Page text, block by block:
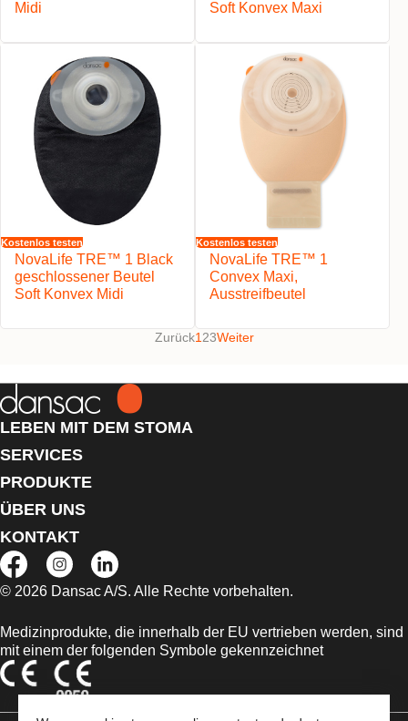
Midi
Soft Konvex Maxi
Kostenlos testen
NovaLife TRE™ 1 Black
geschlossener Beutel
Soft Konvex Midi
Kostenlos testen
NovaLife TRE™ 1
Convex Maxi,
Ausstreifbeutel
Zurück1 23Weiter
LEBEN MIT DEM STOMA
SERVICES
PRODUKTE
ÜBER UNS
KONTAKT
© 2026 Dansac A/S. Alle Rechte vorbehalten.
Medizinprodukte, die innerhalb der EU vertrieben werden, sind
mit einem der folgenden Symbole gekennzeichnet